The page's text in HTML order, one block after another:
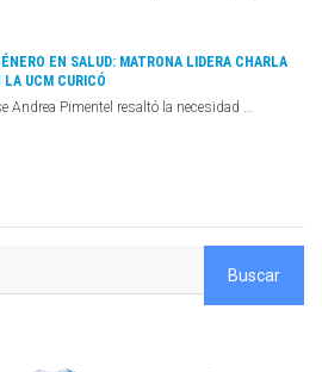
EN SALUD: MATRONA LIDERA CHARLA
LA UCM CURICÓ
Andrea Pimentel resaltó la necesidad …